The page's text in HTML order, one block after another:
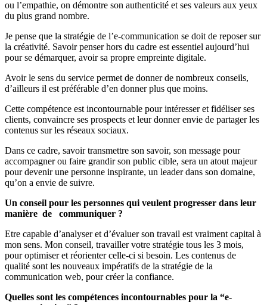
ou l’empathie, on démontre son authenticité et ses valeurs aux yeux
du plus grand nombre.
Je pense que la stratégie de l’e-communication se doit de reposer sur
la créativité. Savoir penser hors du cadre est essentiel aujourd’hui
pour se démarquer, avoir sa propre empreinte digitale.
Avoir le sens du service permet de donner de nombreux conseils,
d’ailleurs il est préférable d’en donner plus que moins.
Cette compétence est incontournable pour intéresser et fidéliser ses
clients, convaincre ses prospects et leur donner envie de partager les
contenus sur les réseaux sociaux.
Dans ce cadre, savoir transmettre son savoir, son message pour
accompagner ou faire grandir son public cible, sera un atout majeur
pour devenir une personne inspirante, un leader dans son domaine,
qu’on a envie de suivre.
Un conseil pour les personnes qui veulent progresser dans leur
manière de communiquer ?
Etre capable d’analyser et d’évaluer son travail est vraiment capital à
mon sens. Mon conseil, travailler votre stratégie tous les 3 mois,
pour optimiser et réorienter celle-ci si besoin. Les contenus de
qualité sont les nouveaux impératifs de la stratégie de la
communication web, pour créer la confiance.
Quelles sont les compétences incontournables pour la “e-